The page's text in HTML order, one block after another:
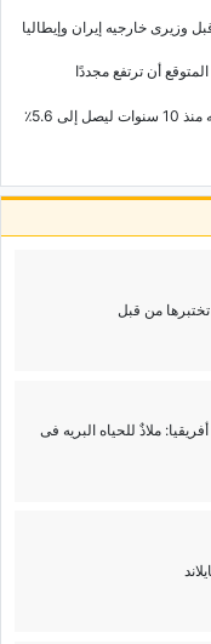
وزیری خارجیه إیران وإیطالیا
أن ترتفع مجددًا
ارتفاع معدل البطاله فی نیوزیلندا إلى أعلى مستوى له منذ 10 سنوات لیصل إلى 5.6٪
من قبل
ملاذٌ للحیاه البریه فی